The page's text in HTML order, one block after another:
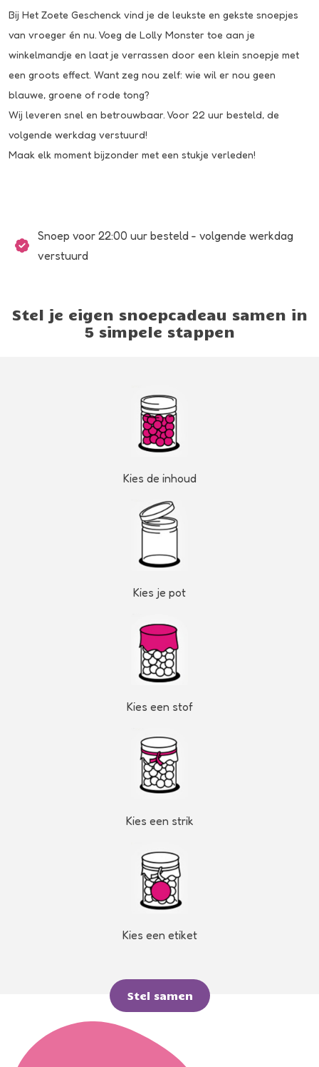
Bij Het Zoete Geschenck vind je de leukste en gekste snoepjes
van vroeger én nu. Voeg de Lolly Monster toe aan je
winkelmandje en laat je verrassen door een klein snoepje met
een groots effect. Want zeg nou zelf: wie wil er nou geen
blauwe, groene of rode tong?
Wij leveren snel en betrouwbaar. Voor 22 uur besteld, de
volgende werkdag verstuurd!
Maak elk moment bijzonder met een stukje verleden!
Snoep voor 22:00 uur besteld - volgende werkdag
verstuurd
Stel je eigen snoepcadeau samen in
5 simpele stappen
Kies de inhoud
Kies je pot
Kies een stof
Kies een strik
Kies een etiket
Stel samen